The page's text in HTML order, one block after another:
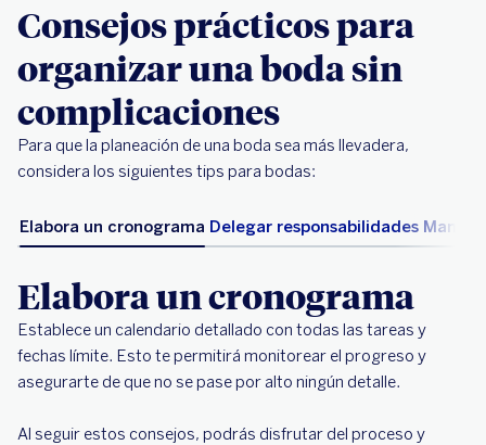
Consejos prácticos para
organizar una boda sin
complicaciones
Para que la planeación de una boda sea más llevadera,
considera los siguientes tips para bodas:
Elabora un cronograma Delegar responsabilidades
Elabora un cronograma
Establece un calendario detallado con todas las tareas y
fechas límite. Esto te permitirá monitorear el progreso y
asegurarte de que no se pase por alto ningún detalle.
Al seguir estos consejos, podrás disfrutar del proceso y